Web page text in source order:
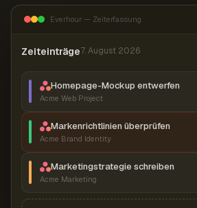
Everhour — Zeiterfassung
Zeiteinträge7. August 2026
Homepage-Mockup entwerfen
Acme Web Project
Markenrichtlinien überprüfen
Acme Brand Identity
Marketingstrategie schreiben
Acme Marketing